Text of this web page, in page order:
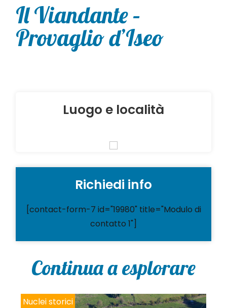
Il Viandante –
Provaglio d’Iseo
Luogo e località
Richiedi info
[contact-form-7 id="19980" title="Modulo di
contatto 1"]
Continua a esplorare
Nuclei storici